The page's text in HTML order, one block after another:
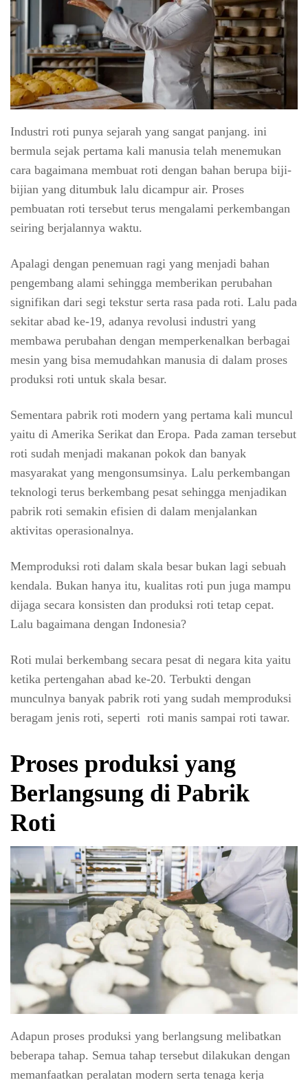
Industri roti punya sejarah yang sangat panjang. ini
bermula sejak pertama kali manusia telah menemukan
cara bagaimana membuat roti dengan bahan berupa biji-
bijian yang ditumbuk lalu dicampur air. Proses
pembuatan roti tersebut terus mengalami perkembangan
seiring berjalannya waktu.
Apalagi dengan penemuan ragi yang menjadi bahan
pengembang alami sehingga memberikan perubahan
signifikan dari segi tekstur serta rasa pada roti. Lalu pada
sekitar abad ke-19, adanya revolusi industri yang
membawa perubahan dengan memperkenalkan berbagai
mesin yang bisa memudahkan manusia di dalam proses
produksi roti untuk skala besar.
Sementara pabrik roti modern yang pertama kali muncul
yaitu di Amerika Serikat dan Eropa. Pada zaman tersebut
roti sudah menjadi makanan pokok dan banyak
masyarakat yang mengonsumsinya. Lalu perkembangan
teknologi terus berkembang pesat sehingga menjadikan
pabrik roti semakin efisien di dalam menjalankan
aktivitas operasionalnya.
Memproduksi roti dalam skala besar bukan lagi sebuah
kendala. Bukan hanya itu, kualitas roti pun juga mampu
dijaga secara konsisten dan produksi roti tetap cepat.
Lalu bagaimana dengan Indonesia?
Roti mulai berkembang secara pesat di negara kita yaitu
ketika pertengahan abad ke-20. Terbukti dengan
munculnya banyak pabrik roti yang sudah memproduksi
beragam jenis roti, seperti roti manis sampai roti tawar.
Proses produksi yang
Berlangsung di Pabrik
Roti
Adapun proses produksi yang berlangsung melibatkan
beberapa tahap. Semua tahap tersebut dilakukan dengan
memanfaatkan peralatan modern serta tenaga kerja